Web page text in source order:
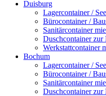
Duisburg
Lagercontainer /
Bürocontainer /
Sanitärcontainer
Duschcontainer
Werkstattcontainer
Bochum
Lagercontainer /
Bürocontainer /
Sanitärcontainer
Duschcontainer